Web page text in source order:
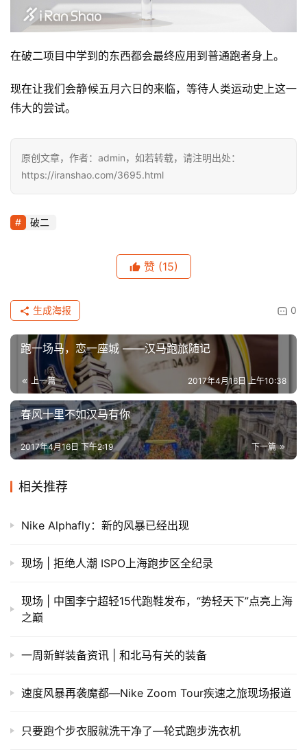
在破二项目中学到的东西都会最终应用到普通跑者身上。
现在让我们会静候五月六日的来临，等待人类运动史上这一
伟大的尝试。
原创文章，作者：admin，如若转载，请注明出处：
https://iranshao.com/3695.html
破二
赞 (15)
0
生成海报
跑一场马，恋一座城 ——汉马跑旅随记
上一篇 2017年4月16日 上午10:38
春风十里不如汉马有你
下一篇
2017年4月16日 下午2:19
相关推荐
Nike Alphafly：新的风暴已经出现
现场 | 拒绝人潮 ISPO上海跑步区全纪录
现场 | 中国李宁超轻15代跑鞋发布，“势轻天下”点亮上海
之巅
一周新鲜装备资讯 | 和北马有关的装备
速度风暴再袭魔都—Nike Zoom Tour疾速之旅现场报道
只要跑个步衣服就洗干净了—轮式跑步洗衣机